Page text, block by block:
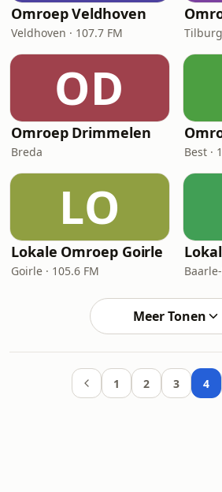
Omroep Veldhoven
Veldhoven · 107.7 FM Tilburg
OD
Omroep Drimmelen
Breda Best ·
LO
Lokale Omroep Goirle
Goirle · 105.6 FM
Meer Tonen
1 2 3 4